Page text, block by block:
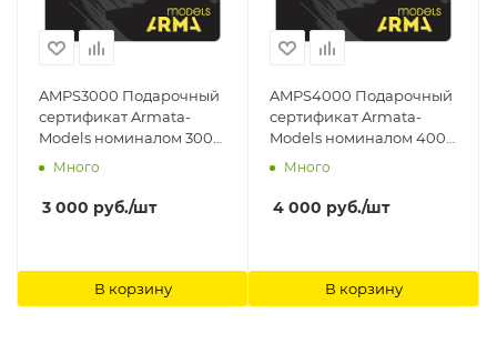
AMPS3000 Подарочный
сертификат Armata-
Models номиналом 3000
рублей Arma Models
Много
3 000 руб./шт
В корзину
AMPS4000 Подарочный
сертификат Armata-
Models номиналом 4000
рублей Arma Models
Много
4 000 руб./шт
В корзину